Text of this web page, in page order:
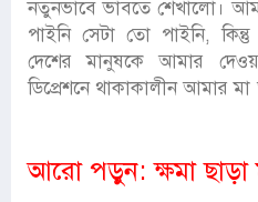
নতুনভাবে ভাবতে শেখালো।
পাইনি সেটা তো পাইনি,
দেশের মানুষকে আমার
ডিপ্রেশনে থাকাকালীন আমার
আরো পড়ুন:ক্ষমা